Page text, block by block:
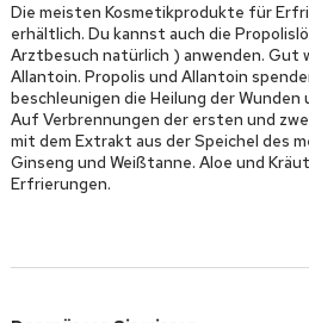
Die meisten Kosmetikprodukte für
erhältlich. Du kannst auch die
Arztbesuch natürlich ) anwenden. Gut
Allantoin. Propolis und Allantoin
beschleunigen die Heilung der
Auf Verbrennungen der ersten und
mit dem Extrakt aus der Speichel des
Ginseng und Weißtanne. Aloe und
Erfrierungen.